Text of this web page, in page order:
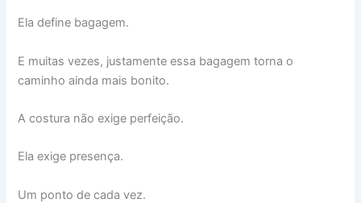
Ela define bagagem.
E muitas vezes, justamente essa bagagem torna o
caminho ainda mais bonito.
A costura não exige perfeição.
Ela exige presença.
Um ponto de cada vez.